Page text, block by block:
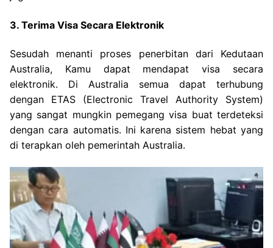
3. Terima Visa Secara Elektronik
Sesudah menanti proses penerbitan dari Kedutaan
Australia, Kamu dapat mendapat visa secara
elektronik. Di Australia semua dapat terhubung
dengan ETAS (Electronic Travel Authority System)
yang sangat mungkin pemegang visa buat terdeteksi
dengan cara automatis. Ini karena sistem hebat yang
di terapkan oleh pemerintah Australia.